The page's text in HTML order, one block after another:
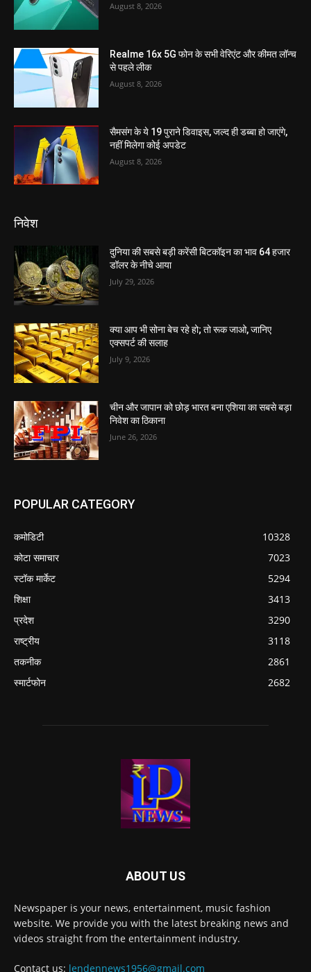
August 8, 2026
Realme 16x 5G फोन के सभी वेरिएंट और कीमत लॉन्च
से पहले लीक
August 8, 2026
सैमसंग के ये 19 पुराने डिवाइस, जल्द ही डब्बा हो जाएंगे,
नहीं मिलेगा कोई अपडेट
August 8, 2026
निवेश
दुनिया की सबसे बड़ी करेंसी बिटकॉइन का भाव 64 हजार
डॉलर के नीचे आया
July 29, 2026
क्या आप भी सोना बेच रहे हो; तो रूक जाओ, जानिए
एक्सपर्ट की सलाह
July 9, 2026
चीन और जापान को छोड़ भारत बना एशिया का सबसे बड़ा
निवेश का ठिकाना
June 26, 2026
POPULAR CATEGORY
कमोडिटी
10328
कोटा समाचार
7023
स्टॉक मार्केट
5294
शिक्षा
3413
प्रदेश
3290
राष्ट्रीय
3118
तकनीक
2861
स्मार्टफोन
2682
ABOUT US
Newspaper is your news, entertainment, music fashion
website. We provide you with the latest breaking news and
videos straight from the entertainment industry.
Contact us: lendennews1956@gmail.com